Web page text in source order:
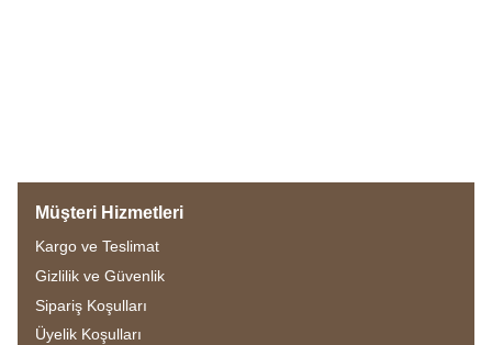
Müşteri Hizmetleri
Kargo ve Teslimat
Gizlilik ve Güvenlik
Sipariş Koşulları
Üyelik Koşulları